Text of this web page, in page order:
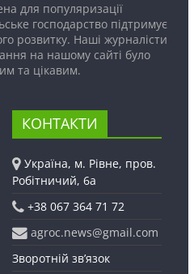
для популяризації
господарство підтримує
розвитку. Наші журналісти
на нашому сайті було
та цікавим.
КОНТАКТИ
Україна, м. Рівне, пров.
Робітничий, 6а
+38 067 364 71 72
agroc.news@gmail.com
Зворотній зв’язок